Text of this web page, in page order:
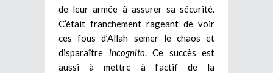
de leur armée à assurer sa sécurité.
C’était franchement rageant de voir
ces fous d’Allah semer le chaos et
disparaître incognito. Ce succès est
aussi à mettre à l’actif de la